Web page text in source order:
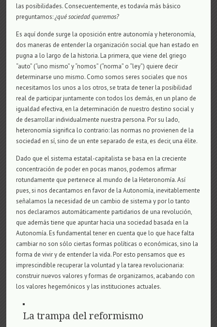
las posibilidades. Consecuentemente, es todavía más básico
preguntarnos:¿qué sociedad queremos?
Es aquí donde surge la oposición entre autonomía y heteronomía,
dos maneras de entender la organización social que han estado en
pugna a lo largo de la historia. La primera, que viene del griego
“auto” (“uno mismo” y “nomos” (“norma” o “ley”) quiere decir
determinarse uno mismo. Como somos seres sociales que nos
necesitamos los unos a los otros, se trata de tener la posibilidad
real de participar juntamente con todos los demás, en un plano de
igualdad efectiva, en la determinación de nuestro destino social y
de desarrollar individualmente nuestra persona. Por su lado,
heteronomía significa lo contrario: las normas no provienen de la
sociedad en sí, sino de un ente separado de esta, es decir, una élite.
Dado que el sistema estatal-capitalista se basa en la creciente
concentración de poder en pocas manos, podemos afirmar
rotundamente que pertenece al mundo de la Heteronomía. Así
pues, si nos decantamos en favor de la Autonomía, inevitablemente
señalamos la necesidad de un cambio de sistema y por lo tanto
nos declaramos automáticamente partidarios de una revolución,
que además tiene que apuntar hacia una sociedad basada en la
Autonomía. Es fundamental tener en cuenta que lo que hace falta
cambiar no son sólo ciertas formas políticas o económicas, sino la
forma de vivir y de entender la vida. Por esto pensamos que es
imprescindible recuperar la voluntad y la tarea revolucionaria:
construir nuevos valores y formas de organizarnos, acabando con
los valores hegemónicos y las instituciones actuales.
La trampa del reformismo